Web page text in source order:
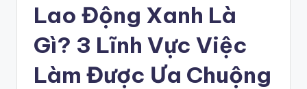
Lao Động Xanh Là
Gì? 3 Lĩnh Vực Việc
Làm Được Ưa Chuộng